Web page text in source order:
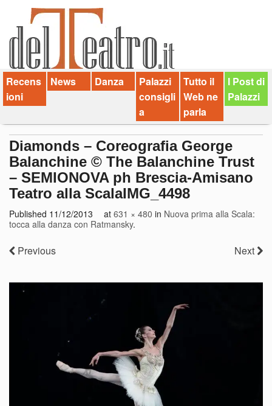
Chi siamo
Contatti
dT in English
Recens
ioni
News Danza
Palazzi
consigli
a
Tutto il
Web ne
parla
I Post di
Palazzi
Diamonds – Coreografia George
Balanchine © The Balanchine Trust
– SEMIONOVA ph Brescia-Amisano
Teatro alla ScalaIMG_4498
Published 11/12/2013 at 631 × 480 in Nuova prima alla Scala:
tocca alla danza con Ratmansky.
Previous Next